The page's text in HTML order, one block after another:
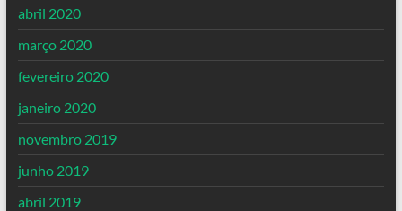
abril 2020
março 2020
fevereiro 2020
janeiro 2020
novembro 2019
junho 2019
abril 2019